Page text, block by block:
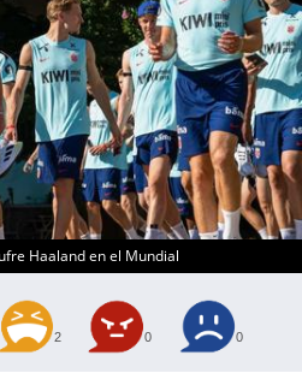
Haaland en el Mundial
2 0 0